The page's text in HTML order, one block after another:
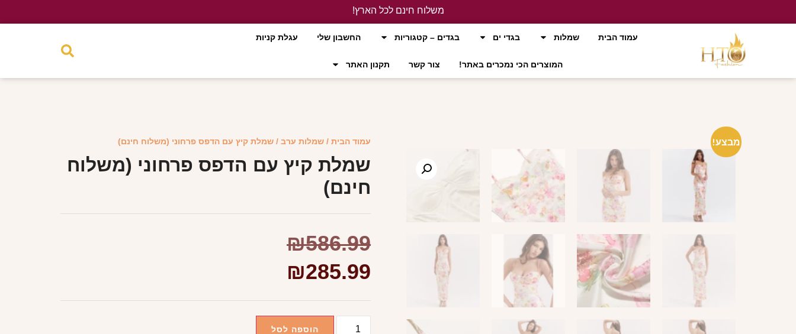
משלוח חינם לכל הארץ!
עמוד הבית
שמלות בגדי ים בגדים – קטגוריות החשבון שלי עגלת קניות
המוצרים הכי נמכרים באתר! צור קשר תקנון האתר
מבצע! עמוד הבית / שמלות ערב / שמלת קיץ עם הדפס פרחוני (משלוח חינם)
שמלת קיץ עם הדפס פרחוני (משלוח
חינם)
₪586.99
₪285.99
הוספה לסל